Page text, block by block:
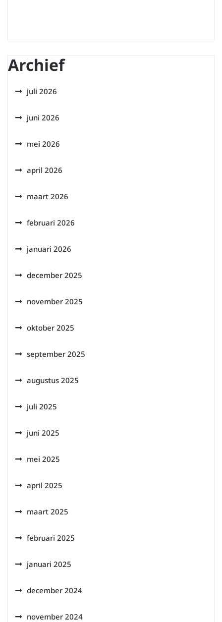
Archief
juli 2026
juni 2026
mei 2026
april 2026
maart 2026
februari 2026
januari 2026
december 2025
november 2025
oktober 2025
september 2025
augustus 2025
juli 2025
juni 2025
mei 2025
april 2025
maart 2025
februari 2025
januari 2025
december 2024
november 2024